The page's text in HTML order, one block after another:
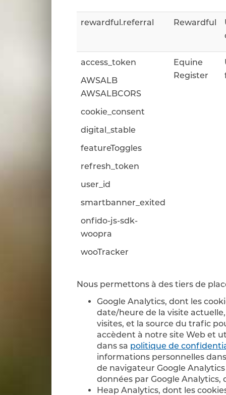
rewardful.referral Rewardful
access_token
AWSALB
AWSALBCORS
cookie_consent
digital_stable
featureToggles
refresh_token
user_id
smartbanner_exited
onfido-js-sdk-
woopra
wooTracker
Equine
Register
Nous permettons à des tiers de
Google Analytics, dont les
date/heure de la visite
visites, et la source du trafic
accèdent à notre site Web et
dans sa politique de
informations personnelles
de navigateur Google
données par Google
Heap Analytics, dont les